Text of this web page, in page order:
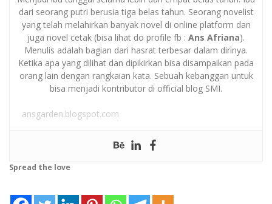
dari seorang putri berusia tiga belas tahun. Seorang novelist
yang telah melahirkan banyak novel di online platform dan
juga novel cetak (bisa lihat do profile fb : Ans Afriana).
Menulis adalah bagian dari hasrat terbesar dalam dirinya.
Ketika apa yang dilihat dan dipikirkan bisa disampaikan pada
orang lain dengan rangkaian kata. Sebuah kebanggan untuk
bisa menjadi kontributor di official blog SMI.
ansgarden.blogspot.com
Spread the love